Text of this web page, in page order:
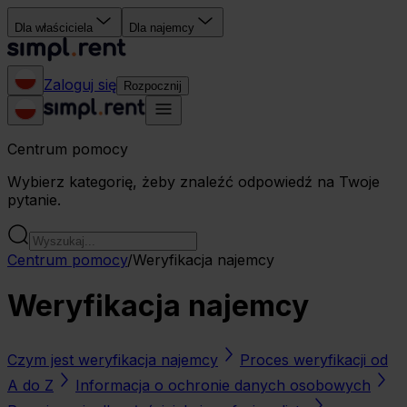
Dla właściciela Dla najemcy
Zaloguj się Rozpocznij
Centrum pomocy
Wybierz kategorię, żeby znaleźć odpowiedź na Twoje
pytanie.
Centrum pomocy/Weryfikacja najemcy
Weryfikacja najemcy
Czym jest weryfikacja najemcy
Proces weryfikacji od
A do Z
Informacja o ochronie danych osobowych